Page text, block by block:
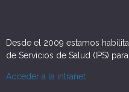
Desde el 2009 estamos
de Servicios de Salud (IPS)
Acceder a la intranet